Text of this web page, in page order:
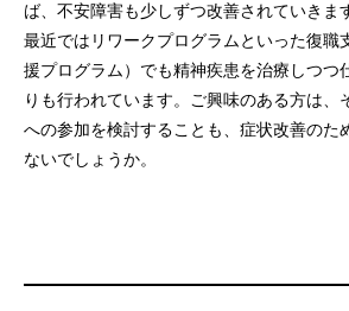
ば、不安障害も少しずつ改善されていきま
最近ではリワークプログラムといった復職
援プログラム）でも精神疾患を治療しつつ
りも行われています。ご興味のある方は、
への参加を検討することも、症状改善のた
ないでしょうか。